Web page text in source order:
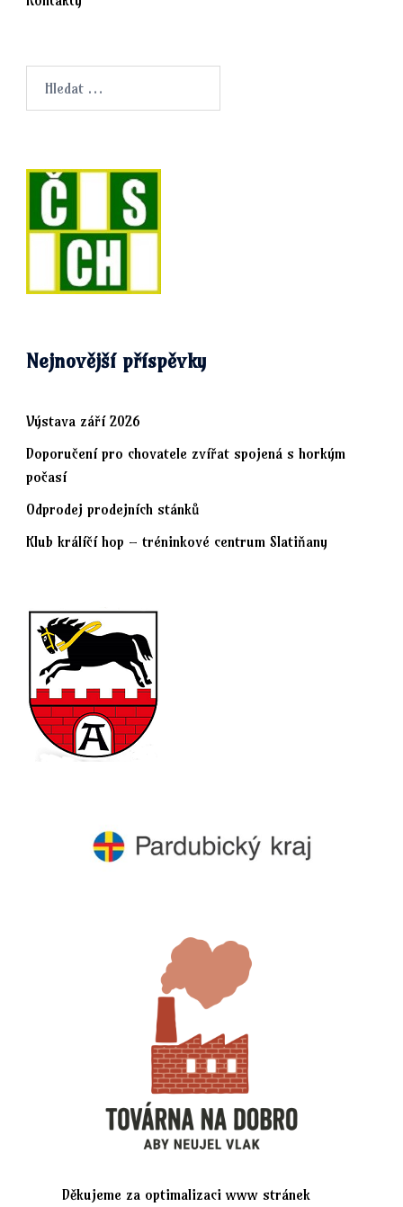
Nejnovější příspěvky
Výstava září 2026
Doporučení pro chovatele zvířat spojená s horkým
počasí
Odprodej prodejních stánků
Klub králíčí hop – tréninkové centrum Slatiňany
Děkujeme za optimalizaci www stránek